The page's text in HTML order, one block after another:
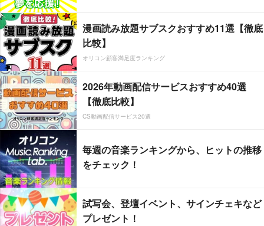
漫画読み放題サブスクおすすめ11選【徹底
比較】
オリコン顧客満足度ランキング
2026年動画配信サービスおすすめ40選
【徹底比較】
CS動画配信サービス20選
毎週の音楽ランキングから、ヒットの推移
をチェック！
試写会、登壇イベント、サインチェキなど
プレゼント！